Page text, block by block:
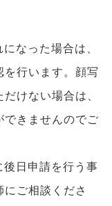
なった場合は、
を行います。顔写
けない場合は、
できませんのでご
日申請を行う事
にご相談くださ